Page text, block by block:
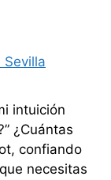
Sevilla
intuición
¿Cuántas
confiando
necesitas